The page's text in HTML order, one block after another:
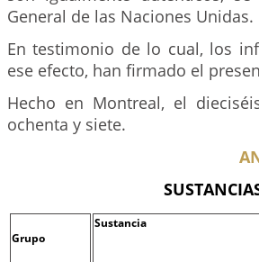
General de las Naciones Unidas.
En testimonio de lo cual, los
ese efecto, han firmado el
Hecho en Montreal, el
ochenta y siete.
Grupo
Sustancia